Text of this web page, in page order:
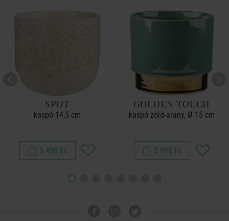
SPOT
kaspó 14,5 cm
5 490 Ft
GOLDEN TOUCH
kaspó zöld-arany, Ø 15 cm
5 990 Ft